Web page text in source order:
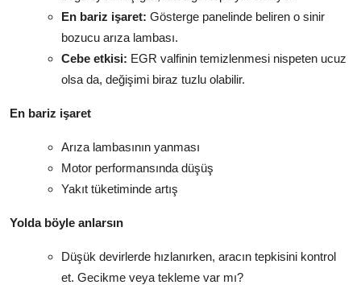
En bariz işaret: Gösterge panelinde beliren o sinir
bozucu arıza lambası.
Cebe etkisi: EGR valfinin temizlenmesi nispeten ucuz
olsa da, değişimi biraz tuzlu olabilir.
En bariz işaret
Arıza lambasının yanması
Motor performansında düşüş
Yakıt tüketiminde artış
Yolda böyle anlarsın
Düşük devirlerde hızlanırken, aracın tepkisini kontrol
et. Gecikme veya tekleme var mı?